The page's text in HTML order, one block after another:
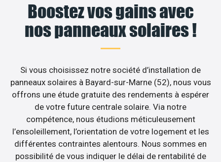
Boostez vos gains avec
nos panneaux solaires !
Si vous choisissez notre société d’installation de
panneaux solaires à Bayard-sur-Marne (52), nous vous
offrons une étude gratuite des rendements à espérer
de votre future centrale solaire. Via notre
compétence, nous étudions méticuleusement
l’ensoleillement, l’orientation de votre logement et les
différentes contraintes alentours. Nous sommes en
possibilité de vous indiquer le délai de rentabilité de